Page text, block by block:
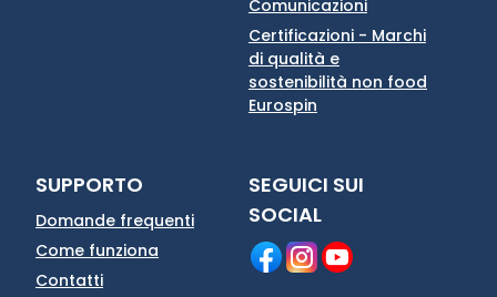
Comunicazioni
Certificazioni - Marchi
di qualità e
sostenibilità non food
Eurospin
SUPPORTO
Domande frequenti
Come funziona
Contatti
SEGUICI SUI
SOCIAL